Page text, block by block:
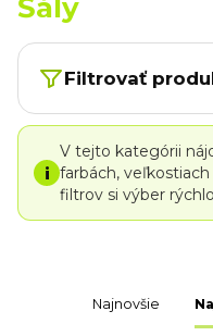
Šály
Filtrovať
i
V tejto kategórii
farbách,
filtrov si výber
Najnovšie